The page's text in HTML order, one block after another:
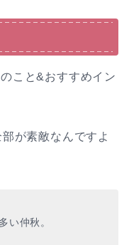
こと&おすすめイン
が素敵なんですよ
い仲秋。